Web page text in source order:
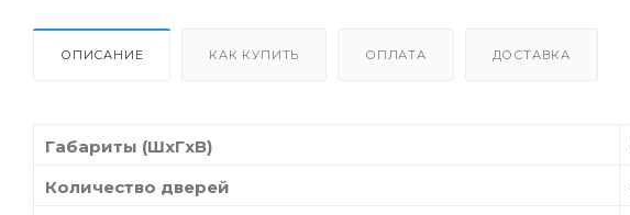
ОПИСАНИЕ КАК КУПИТЬ ОПЛАТА ДОСТАВКА
Габариты (ШxГxВ)
Количество дверей